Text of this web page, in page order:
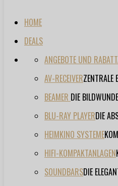
HOME
DEALS
ANGEBOTE UND
AV-RECEIVERZENTRALE
BEAMER DIE
BLU-RAY PLAYERDIE
HEIMKINO SYSTEME
HIFI-KOMPAKTANLAGEN
SOUNDBARSDIE